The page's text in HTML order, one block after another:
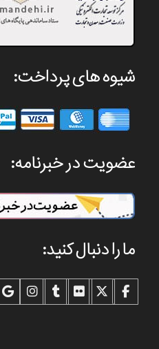
شیوه های پرداخت:
عضویت در خبرنامه:
ما را دنبال کنید: